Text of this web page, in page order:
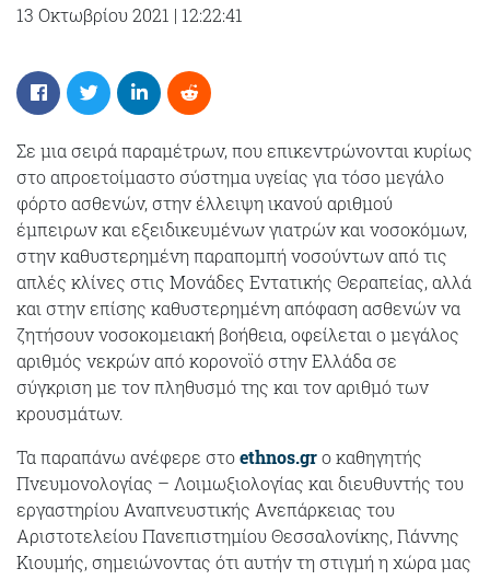
13 Οκτωβρίου 2021 | 12:22:41
Σε μια σειρά παραμέτρων, που επικεντρώνονται κυρίως
στο απροετοίμαστο σύστημα υγείας για τόσο μεγάλο
φόρτο ασθενών, στην έλλειψη ικανού αριθμού
έμπειρων και εξειδικευμένων γιατρών και νοσοκόμων,
στην καθυστερημένη παραπομπή νοσούντων από τις
απλές κλίνες στις Μονάδες Εντατικής Θεραπείας, αλλά
και στην επίσης καθυστερημένη απόφαση ασθενών να
ζητήσουν νοσοκομειακή βοήθεια, οφείλεται ο μεγάλος
αριθμός νεκρών από κορονοϊό στην Ελλάδα σε
σύγκριση με τον πληθυσμό της και τον αριθμό των
κρουσμάτων.
Τα παραπάνω ανέφερε στοethnos.grο καθηγητής
Πνευμονολογίας – Λοιμωξιολογίας και διευθυντής του
εργαστηρίου Αναπνευστικής Ανεπάρκειας του
Αριστοτελείου Πανεπιστημίου Θεσσαλονίκης, Γιάννης
Κιουμής, σημειώνοντας ότι αυτήν τη στιγμή η χώρα μας